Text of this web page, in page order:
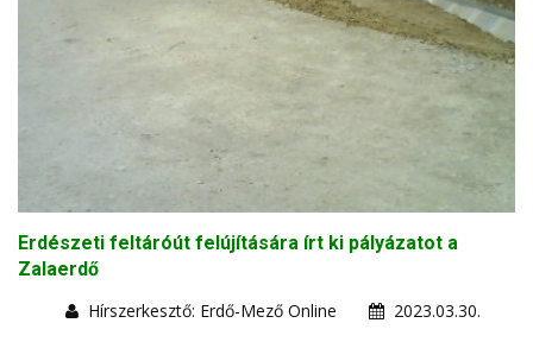
Erdészeti feltáróút felújítására írt ki pályázatot a
Zalaerdő
Hírszerkesztő: Erdő-Mező Online
2023.03.30.